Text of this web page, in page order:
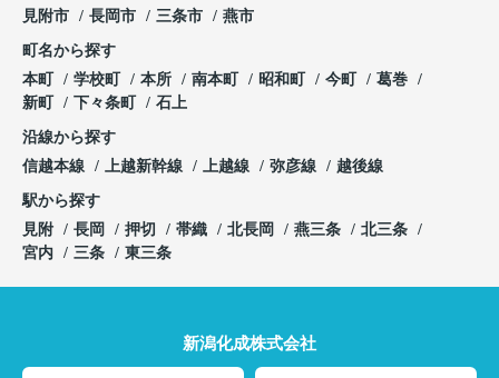
見附市
長岡市 三条市 燕市
町名から探す
本町
学校町 本所 南本町 昭和町 今町
葛巻
新町
下々条町 石上
沿線から探す
信越本線
上越新幹線 上越線 弥彦線 越後線
駅から探す
見附
長岡 押切 帯織 北長岡 燕三条
北三条
宮内
三条 東三条
新潟化成株式会社